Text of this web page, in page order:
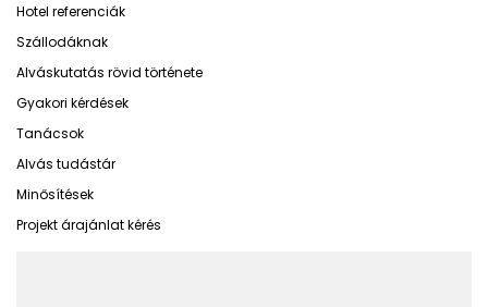
Hotel referenciák
Szállodáknak
Alváskutatás rövid története
Gyakori kérdések
Tanácsok
Alvás tudástár
Minősítések
Projekt árajánlat kérés